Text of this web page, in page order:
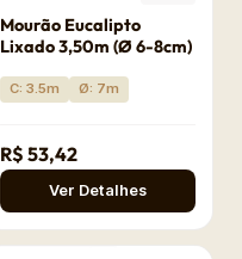
Mourão Eucalipto
Lixado 3,50m (Ø 6-8cm)
C: 3.5m Ø: 7m
R$ 53,42
Ver Detalhes